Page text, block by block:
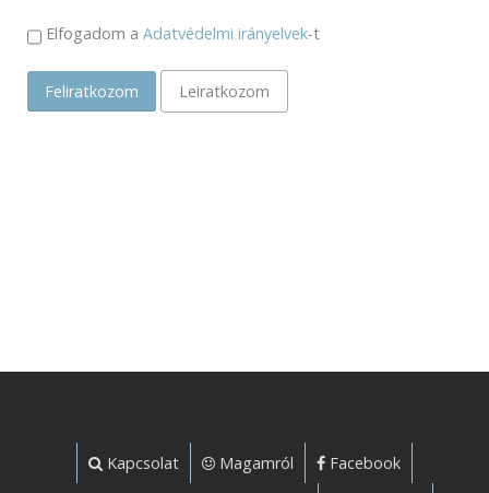
Elfogadom a Adatvédelmi irányelvek-t
Feliratkozom Leiratkozom
Kapcsolat Magamról Facebook